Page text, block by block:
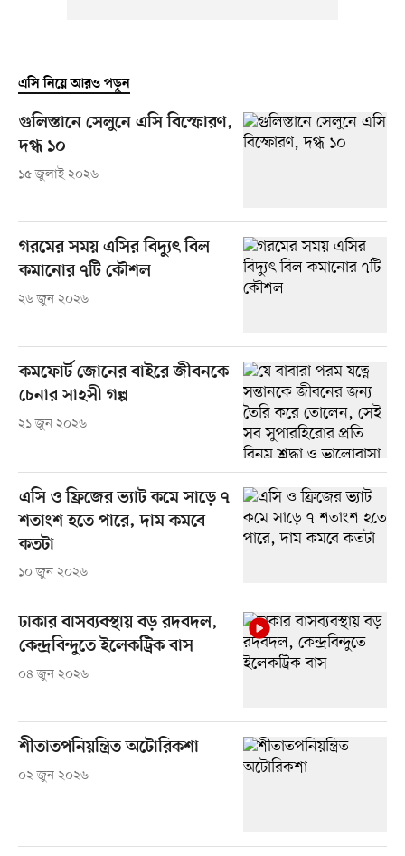
এসি নিয়ে আরও পড়ুন
গুলিস্তানে সেলুনে এসি বিস্ফোরণ,
দগ্ধ ১০
১৫ জুলাই ২০২৬
গরমের সময় এসির বিদ্যুৎ বিল
কমানোর ৭টি কৌশল
২৬ জুন ২০২৬
কমফোর্ট জোনের বাইরে জীবনকে
চেনার সাহসী গল্প
২১ জুন ২০২৬
এসি ও ফ্রিজের ভ্যাট কমে সাড়ে ৭
শতাংশ হতে পারে, দাম কমবে
কতটা
১০ জুন ২০২৬
ঢাকার বাসব্যবস্থায় বড় রদবদল,
কেন্দ্রবিন্দুতে ইলেকট্রিক বাস
০৪ জুন ২০২৬
শীতাতপনিয়ন্ত্রিত অটোরিকশা
০২ জুন ২০২৬